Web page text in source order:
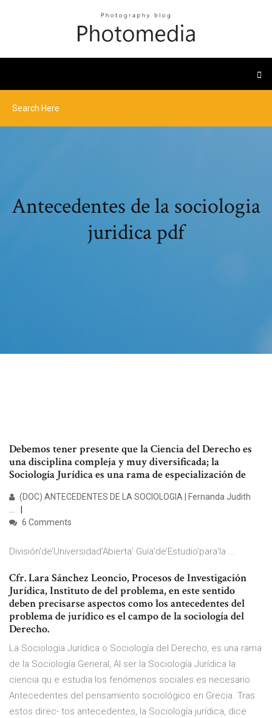
Antecedentes de la sociologia
juridica pdf
Debemos tener presente que la Ciencia del Derecho es
una disciplina compleja y muy diversificada; la
Sociología Jurídica es una rama de especialización de
(DOC) ANTECEDENTES DE LA SOCIOLOGIA | Fernanda Judith
...
6 Comments
División’de’Universidad’Abierta’ Guía’de’Estudio’para’la ...
Cfr. Lara Sánchez Leoncio, Procesos de Investigación
Jurídica, Instituto de del problema, en este sentido
deben precisarse aspectos como los antecedentes del
problema de jurídico es el campo de la sociología del
Derecho.
La Sociología Jurídica o Sociología del Derecho, es una rama
de la Sociología General, Al ser la Sociología Jurídica la
ciencia qu e estudia los fenómenos sociales es necesario
Antecedentes del pensamiento sociológico en Grecia. Tras
estos direc- tos antecedentes, la Sociología jurídica, dice